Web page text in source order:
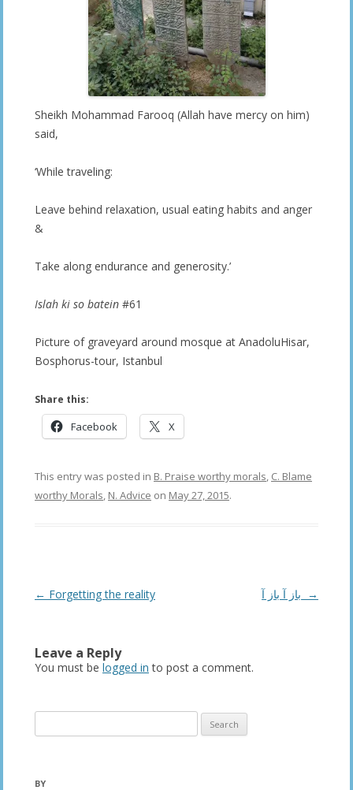
Sheikh Mohammad Farooq (Allah have mercy on him)
said,
‘While traveling:
Leave behind relaxation, usual eating habits and anger
&
Take along endurance and generosity.’
Islah ki so batein #61
Picture of graveyard around mosque at AnadoluHisar,
Bosphorus-tour, Istanbul
Share this:
Facebook X
This entry was posted in B. Praise worthy morals, C. Blame
worthy Morals, N. Advice on May 27, 2015.
Post
← Forgetting the reality →
Leave a Reply
You must be logged in to post a comment.
for:
BY